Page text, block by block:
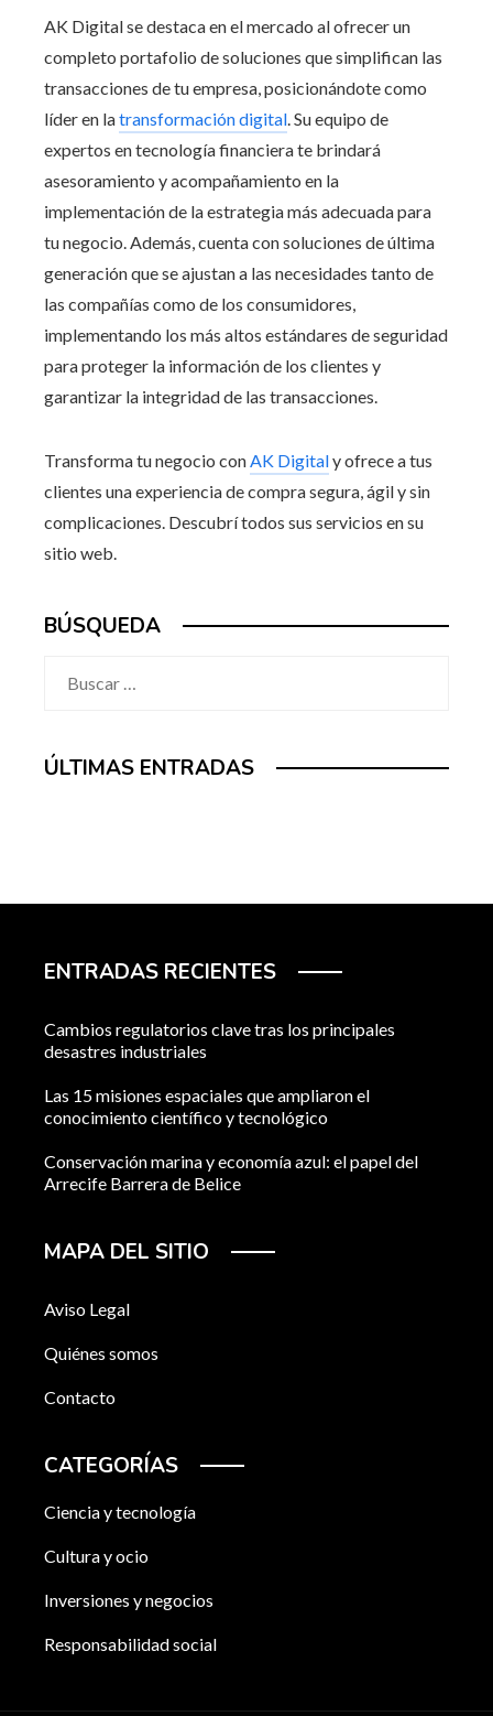
AK Digital se destaca en el mercado al ofrecer un
completo portafolio de soluciones que simplifican las
transacciones de tu empresa, posicionándote como
líder en latransformación digital. Su equipo de
expertos en tecnología financiera te brindará
asesoramiento y acompañamiento en la
implementación de la estrategia más adecuada para
tu negocio. Además, cuenta con soluciones de última
generación que se ajustan a las necesidades tanto de
las compañías como de los consumidores,
implementando los más altos estándares de seguridad
para proteger la información de los clientes y
garantizar la integridad de las transacciones.
Transforma tu negocio conAK Digitaly ofrece a tus
clientes una experiencia de compra segura, ágil y sin
complicaciones. Descubrí todos sus servicios en su
sitio web.
BÚSQUEDA
ÚLTIMAS ENTRADAS
ENTRADAS RECIENTES
Cambios regulatorios clave tras los principales
desastres industriales
Las 15 misiones espaciales que ampliaron el
conocimiento científico y tecnológico
Conservación marina y economía azul: el papel del
Arrecife Barrera de Belice
MAPA DEL SITIO
Aviso Legal
Quiénes somos
Contacto
CATEGORÍAS
Ciencia y tecnología
Cultura y ocio
Inversiones y negocios
Responsabilidad social